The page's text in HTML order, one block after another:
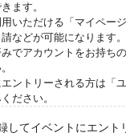
ます。
いただける「マイペー
などが可能になります。
でアカウントをお持ち
ントリーされる方は「
ださい。
してイベントにエント